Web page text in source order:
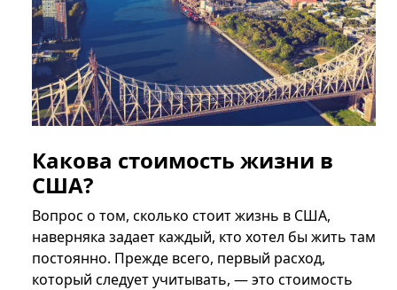
Какова стоимость жизни в
США?
Вопрос о том, сколько стоит жизнь в США,
наверняка задает каждый, кто хотел бы жить там
постоянно. Прежде всего, первый расход,
который следует учитывать, — это стоимость